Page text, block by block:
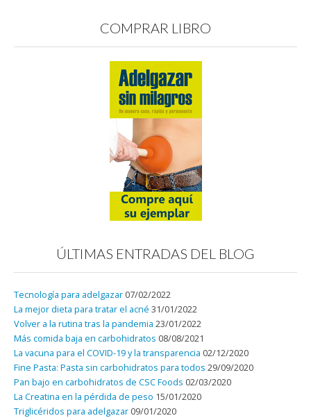
COMPRAR LIBRO
ÚLTIMAS ENTRADAS DEL BLOG
Tecnología para adelgazar 07/02/2022
La mejor dieta para tratar el acné 31/01/2022
Volver a la rutina tras la pandemia 23/01/2022
Más comida baja en carbohidratos 08/08/2021
La vacuna para el COVID-19 y la transparencia 02/12/2020
Fine Pasta: Pasta sin carbohidratos para todos 29/09/2020
Pan bajo en carbohidratos de CSC Foods 02/03/2020
La Creatina en la pérdida de peso 15/01/2020
Triglicéridos para adelgazar 09/01/2020